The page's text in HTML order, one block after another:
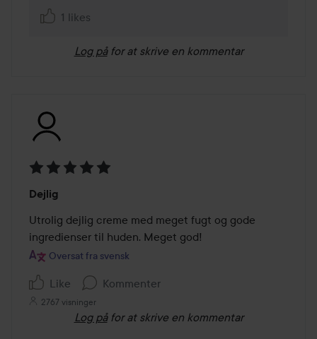
1 likes
Log på for at skrive en kommentar
5
ud
af
5
Dejlig
Utrolig dejlig creme med meget fugt og gode
ingredienser til huden. Meget god!
Oversat fra svensk
Like Kommenter
2767 visninger
Log på for at skrive en kommentar